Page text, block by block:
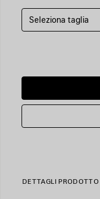
NERO
Nero
Seleziona taglia
DETTAGLI PRODOTTO